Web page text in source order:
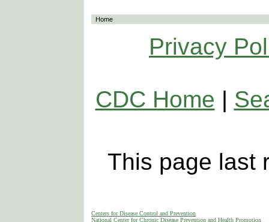
Home
Privacy
CDC Home |
This page last
Centers for Disease Control and Prevention
National Center for Chronic Disease Prevention and Health Promotion